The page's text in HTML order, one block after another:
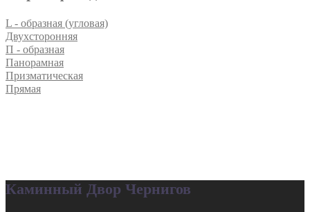
L - образная (угловая)
Двухсторонняя
П - образная
Панорамная
Призматическая
Прямая
Каминный Двор Чернигов